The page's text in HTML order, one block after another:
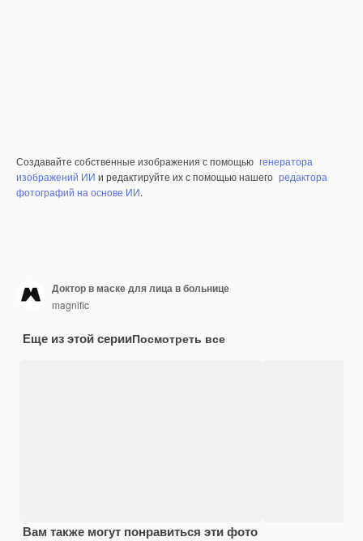
Создавайте собственные изображения с помощью генератора
изображений ИИ и редактируйте их с помощью нашего редактора
фотографий на основе ИИ.
Доктор в маске для лица в больнице
magnific
Еще из этой серииПосмотреть все
Вам также могут понравиться эти фото